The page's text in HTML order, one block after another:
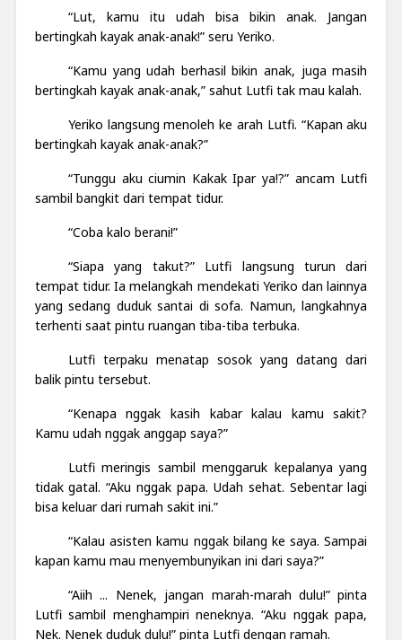
“Lut, kamu itu udah bisa bikin anak. Jangan
bertingkah kayak anak-anak!” seru Yeriko.
“Kamu yang udah berhasil bikin anak, juga masih
bertingkah kayak anak-anak,” sahut Lutfi tak mau kalah.
Yeriko langsung menoleh ke arah Lutfi. “Kapan aku
bertingkah kayak anak-anak?”
“Tunggu aku ciumin Kakak Ipar ya!?” ancam Lutfi
sambil bangkit dari tempat tidur.
“Coba kalo berani!”
“Siapa yang takut?” Lutfi langsung turun dari
tempat tidur. Ia melangkah mendekati Yeriko dan lainnya
yang sedang duduk santai di sofa. Namun, langkahnya
terhenti saat pintu ruangan tiba-tiba terbuka.
Lutfi terpaku menatap sosok yang datang dari
balik pintu tersebut.
“Kenapa nggak kasih kabar kalau kamu sakit?
Kamu udah nggak anggap saya?”
Lutfi meringis sambil menggaruk kepalanya yang
tidak gatal. “Aku nggak papa. Udah sehat. Sebentar lagi
bisa keluar dari rumah sakit ini.”
“Kalau asisten kamu nggak bilang ke saya. Sampai
kapan kamu mau menyembunyikan ini dari saya?”
“Aiih ... Nenek, jangan marah-marah dulu!” pinta
Lutfi sambil menghampiri neneknya. “Aku nggak papa,
Nek. Nenek duduk dulu!” pinta Lutfi dengan ramah.